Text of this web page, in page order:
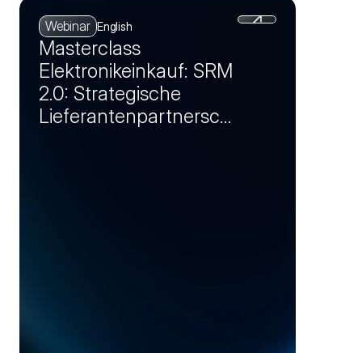
Webinar English
Masterclass
Elektronikeinkauf: SRM
2.0: Strategische
Lieferantenpartnersch